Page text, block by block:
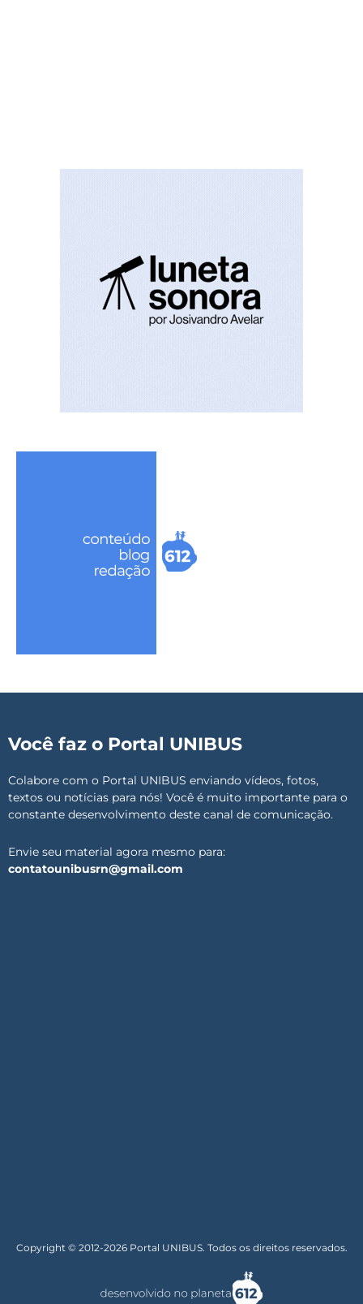
Você faz o Portal UNIBUS
Colabore com o Portal UNIBUS enviando vídeos, fotos,
textos ou notícias para nós! Você é muito importante para o
constante desenvolvimento deste canal de comunicação.
Envie seu material agora mesmo para:
contatounibusrn@gmail.com
Copyright © 2012-2026 Portal UNIBUS. Todos os direitos reservados.